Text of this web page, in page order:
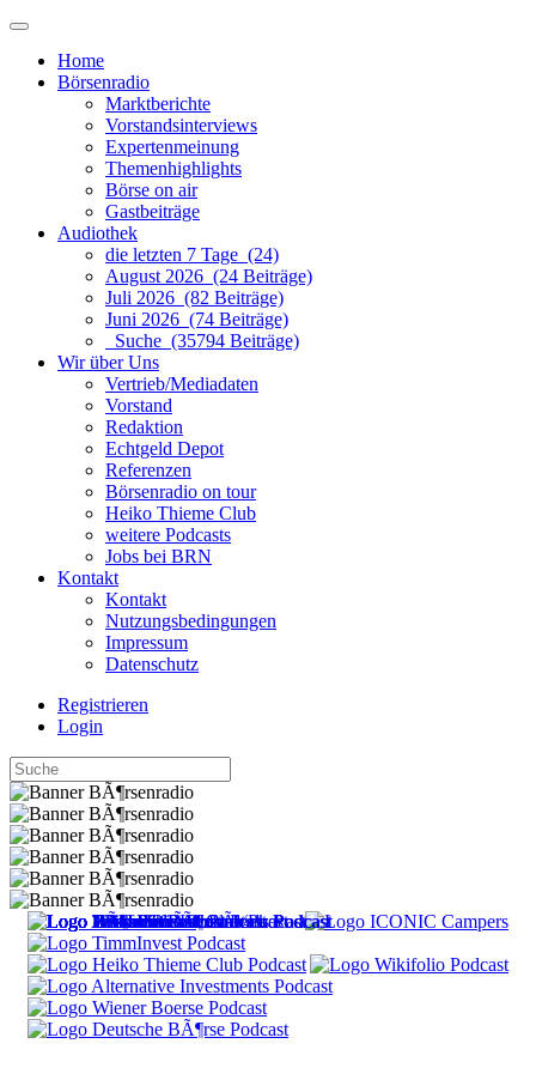
Home
Börsenradio
Marktberichte
Vorstandsinterviews
Expertenmeinung
Themenhighlights
Börse on air
Gastbeiträge
Audiothek
die letzten 7 Tage (24)
August 2026 (24 Beiträge)
Juli 2026 (82 Beiträge)
Juni 2026 (74 Beiträge)
Suche (35794 Beiträge)
Wir über Uns
Vertrieb/Mediadaten
Vorstand
Redaktion
Echtgeld Depot
Referenzen
Börsenradio on tour
Heiko Thieme Club
weitere Podcasts
Jobs bei BRN
Kontakt
Kontakt
Nutzungsbedingungen
Impressum
Datenschutz
Registrieren
Login